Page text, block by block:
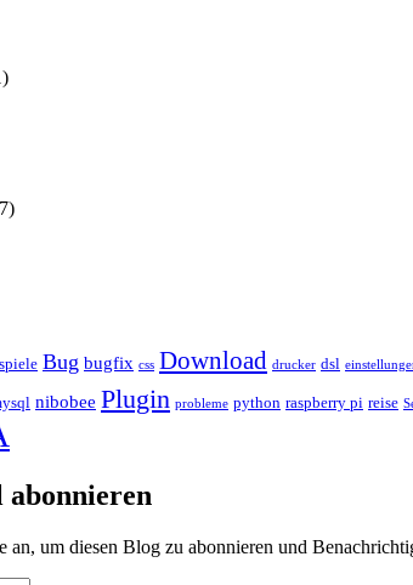
Bug bugfix css Download drucker dsl
nibobee Plugin probleme python raspberry pi reise
an, um diesen Blog zu abonnieren und